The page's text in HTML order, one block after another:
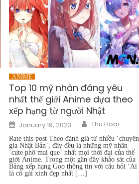
ANIME
Top 10 mỹ nhân đáng yêu
nhất thế giới Anime dựa theo
xếp hạng từ người Nhật
Posted
on
January 19, 2023 Author
Thu Hoai
Rate this post Theo đánh giá từ nhiều ‘chuyên
gia Nhật Bản’, đây đều là những mỹ nhân
‘cute phô mai que’ nhất mọi thời đại của thế
giới Anime. Trong một gần đây khảo sát của
Bảng xếp hạng Goo thông tin với câu hỏi ‘Ai
là cô gái xinh đẹp nhất […]